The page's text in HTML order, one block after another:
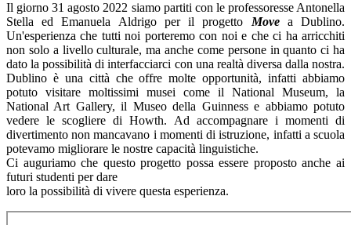
Il giorno 31 agosto 2022 siamo partiti con le professoresse Antonella
Stella ed Emanuela Aldrigo per il progetto Move
a Dublino.
Un'esperienza che tutti noi porteremo con noi e che ci ha arricchiti
non solo a livello culturale, ma anche come persone in quanto ci ha
dato la possibilità di interfacciarci con una realtà diversa dalla nostra.
Dublino è una città che offre molte opportunità, infatti abbiamo
potuto visitare moltissimi musei come il National Museum, la
National Art Gallery, il Museo della Guinness e abbiamo potuto
vedere le scogliere di Howth. Ad accompagnare i momenti di
divertimento non mancavano i momenti di istruzione, infatti a scuola
potevamo migliorare le nostre capacità linguistiche.
Ci auguriamo che questo progetto possa essere proposto anche ai
futuri studenti per dare
loro la possibilità di vivere questa esperienza.